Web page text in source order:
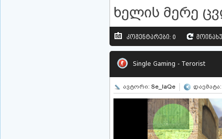
ხელის მერე
კომენტარები: 0
Single Gaming - Terorist
ავტორი: Se_IaQe დაემატა: